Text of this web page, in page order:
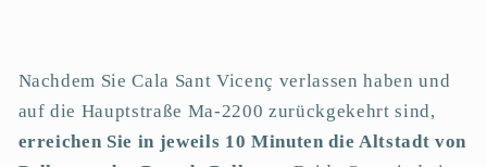
Nachdem Sie Cala Sant Vicenç verlassen haben und
auf die Hauptstraße Ma-2200 zurückgekehrt sind,
erreichen Sie in jeweils 10 Minuten die Altstadt von